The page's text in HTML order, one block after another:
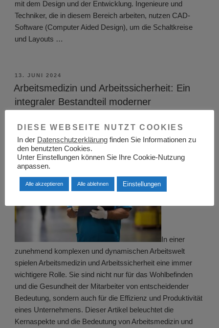
mit dem Design und der Entwicklung. Ingenieure und
Techniker, die in diesem Bereich arbeiten, nutzen CAD-
Software (Computer Aided Design), um die Schaltkreise
und Layouts …
VERÖFFENTLICHT
AM
13. JUNI 2024
Arbeitsmedizin und Arbeitssicherheit: Ein
integraler Bestandteil moderner
In einer
zunehmend komplexen und dynamischen Arbeitswelt
spielen Arbeitsmedizin und Arbeitssicherheit eine immer
wichtigere Rolle. Sie sind nicht nur für das Wohlbefinden
und die Gesundheit der Mitarbeiter von entscheidender
Bedeutung, sondern auch für die Effizienz und Produktivität
eines Unternehmens. Dieser Artikel beleuchtet die
Kernaspekte und die Bedeutung von Arbeitsmedizin und
DIESE WEBSEITE NUTZT COOKIES
In der Datenschutzerklärung finden Sie Informationen zu
den benutzten Cookies.
Unter Einstellungen können Sie Ihre Cookie-Nutzung
anpassen.
Alle akzeptieren Alle ablehnen Einstellungen